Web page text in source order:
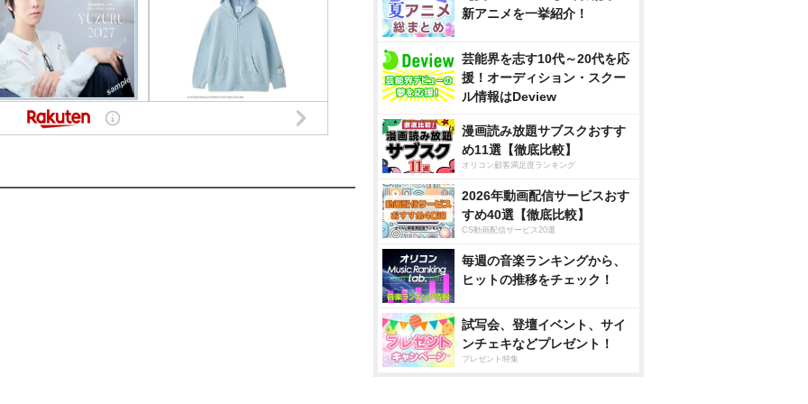
新アニメを一挙紹介！
芸能界を志す10代～20代を応
援！オーディション・スクー
ル情報はDeview
漫画読み放題サブスクおすす
め11選【徹底比較】
オリコン顧客満足度ランキング
2026年動画配信サービスおす
すめ40選【徹底比較】
CS動画配信サービス20選
毎週の音楽ランキングから、
ヒットの推移をチェック！
試写会、登壇イベント、サイ
ンチェキなどプレゼント！
プレゼント特集